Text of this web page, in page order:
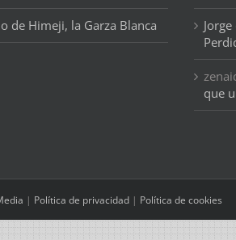
de Himeji, la Garza Blanca Jorge
que
| Política de privacidad | Política de cookies